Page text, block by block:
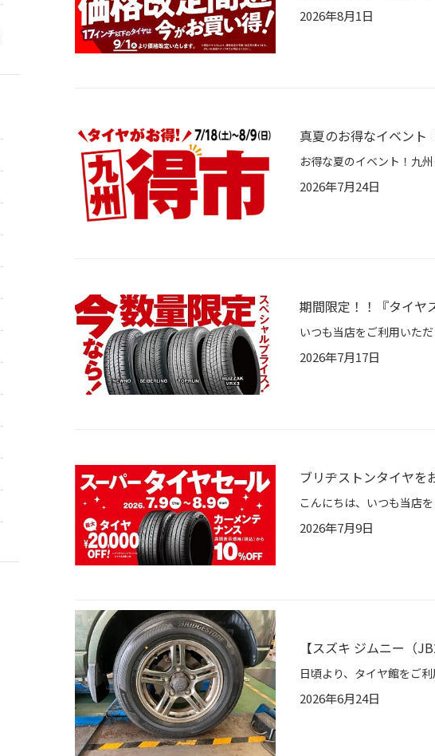
2026年8月1日
真夏のお得なイベント
2026年7月24日
期間限定！！『タイヤ
2026年7月17日
ブリヂストンタイヤを
2026年7月9日
【スズキ ジムニー（
2026年6月24日